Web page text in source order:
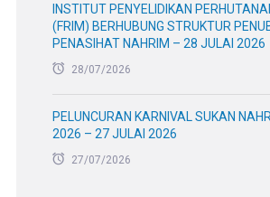
INSTITUT PENYELIDIKAN
(FRIM) BERHUBUNG STRUKTUR
PENASIHAT NAHRIM – 28 JULAI 2026
28/07/2026
PELUNCURAN KARNIVAL SUKAN
2026 – 27 JULAI 2026
27/07/2026